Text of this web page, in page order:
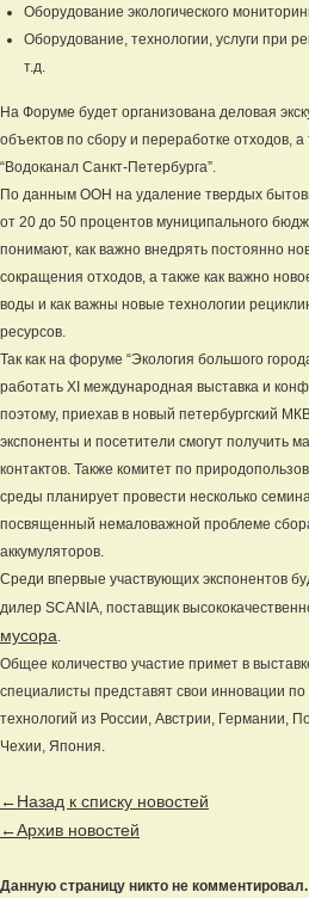
Оборудование экологического
Оборудование, технологии, услуги при
т.д.
На Форуме будет организована деловая
объектов по сбору и переработке отходов,
“Водоканал Санкт-Петербурга”.
По данным ООН на удаление твердых
от 20 до 50 процентов муниципального
понимают, как важно внедрять постоянно
сокращения отходов, а также как важно
воды и как важны новые технологии
ресурсов.
Так как на форуме “Экология большого
работать XI международная выставка и
поэтому, приехав в новый петербургский
экспоненты и посетители смогут получить
контактов. Также комитет по
среды планирует провести несколько
посвященный немаловажной проблеме
аккумуляторов.
Среди впервые участвующих экспонентов
дилер SCANIA, поставщик
мусора.
Общее количество участие примет в
специалисты представят свои инновации
технологий из России, Австрии, Германии,
Чехии, Япония.
←Назад к списку новостей
←Архив новостей
Данную страницу никто не